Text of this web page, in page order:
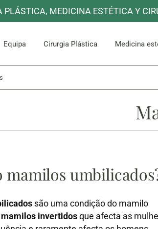
PLÁSTICA, MEDICINA ESTÉTICA Y
Equipa Cirurgia Plástica Medicina
mamilos
são uma condição do mamilo
mamilos invertidosque afecta as